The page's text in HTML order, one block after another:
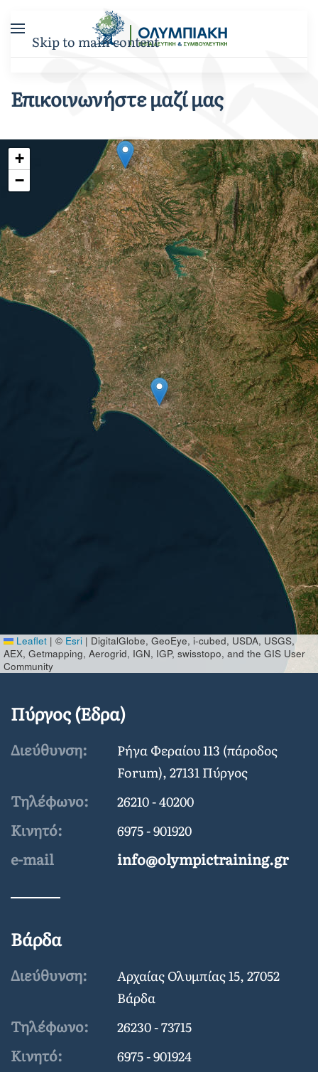
Skip to main content
Επικοινωνήστε μαζί μας
+
−
Leaflet | © Esri| DigitalGlobe, GeoEye, i-cubed, USDA, USGS,
AEX, Getmapping, Aerogrid, IGN, IGP, swisstopo, and the GIS User
Community
Πύργος (Έδρα)
Διεύθυνση:
Ρήγα Φεραίου 113 (πάροδος
Forum), 27131 Πύργος
Τηλέφωνο: 26210 - 40200
Κινητό: 6975 - 901920
e-mail info@olympictraining.gr
Βάρδα
Διεύθυνση:
Αρχαίας Ολυμπίας 15, 27052
Βάρδα
Τηλέφωνο: 26230 - 73715
Κινητό: 6975 - 901924